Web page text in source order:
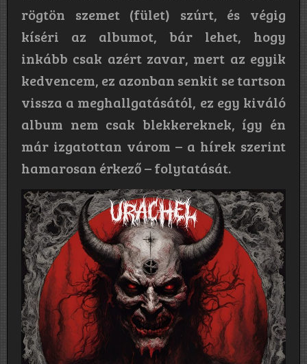
rögtön szemet (fület) szúrt, és végig
kíséri az albumot, bár lehet, hogy
inkább csak azért zavar, mert az egyik
kedvencem, ez azonban senkit se tartson
vissza a meghallgatásától, ez egy kiváló
album nem csak blekkereknek, így én
már izgatottan várom – a hírek szerint
hamarosan érkező – folytatását.